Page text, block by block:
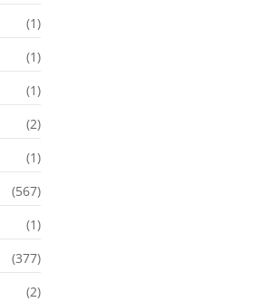
(1)
(1)
(1)
(2)
(1)
(567)
(1)
(377)
(2)